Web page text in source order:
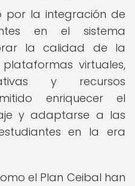
por la integración de
en el sistema
la calidad de la
virtuales,
y recursos
enriquecer el
y adaptarse a las
en la era
el Plan Ceibal han